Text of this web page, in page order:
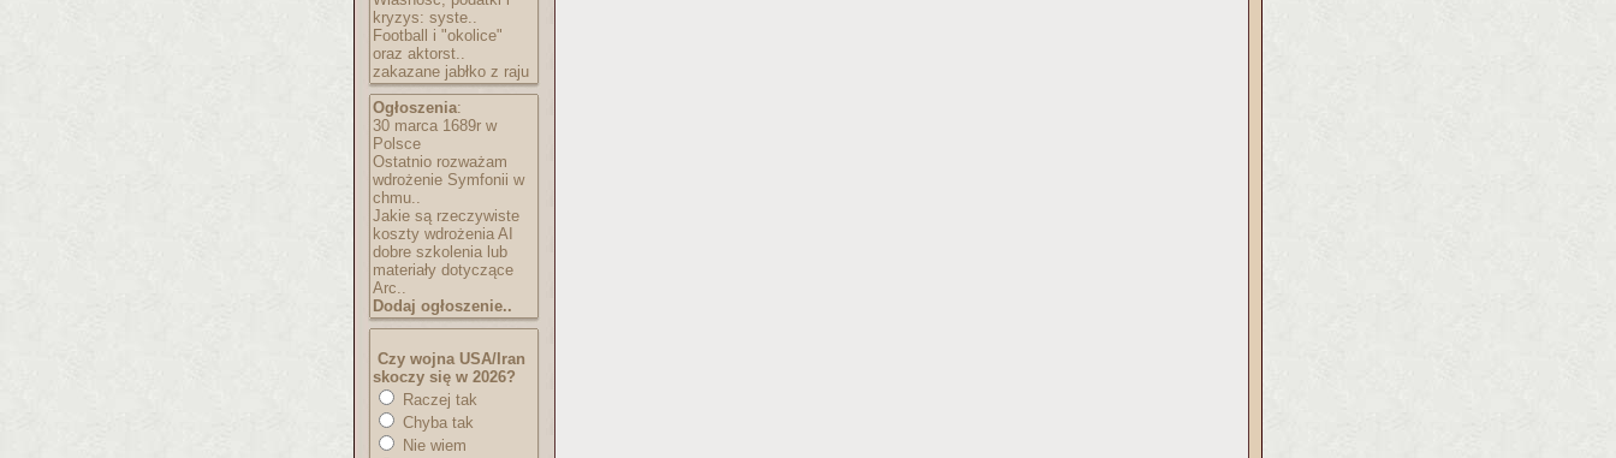
kryzys: syste..
Football i "okolice"
oraz aktorst..
zakazane jabłko z raju
Ogłoszenia:
30 marca 1689r w
Polsce
Ostatnio rozważam
wdrożenie Symfonii w
chmu..
Jakie są rzeczywiste
koszty wdrożenia AI
dobre szkolenia lub
materiały dotyczące
Arc..
Dodaj ogłoszenie..
Czy wojna USA/Iran
skoczy się w 2026?
Raczej tak
Chyba tak
Nie wiem